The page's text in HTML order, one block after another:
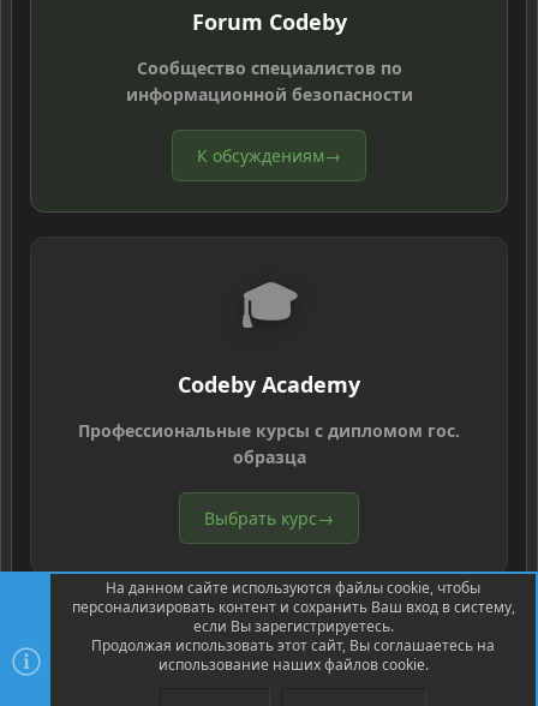
Forum Codeby
Сообщество специалистов по
информационной безопасности
К обсуждениям→
🎓
Codeby Academy
Профессиональные курсы с дипломом гос.
образца
Выбрать курс→
Community platform by XenForo ® © 2010-2026 XenForo Ltd.
На данном сайте используются файлы cookie, чтобы
персонализировать контент и сохранить Ваш вход в систему,
если Вы зарегистрируетесь.
Продолжая использовать этот сайт, Вы соглашаетесь на
использование наших файлов cookie.